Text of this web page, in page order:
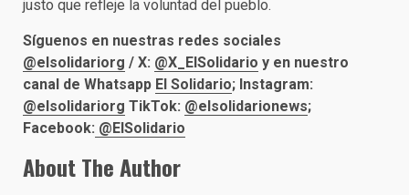
justo que refleje la voluntad del pueblo.
Síguenos en nuestras redes sociales
@elsolidariorg / X: @X_ElSolidario y en nuestro
canal de Whatsapp El Solidario; Instagram:
@elsolidariorg TikTok: @elsolidarionews;
Facebook: @ElSolidario
About The Author